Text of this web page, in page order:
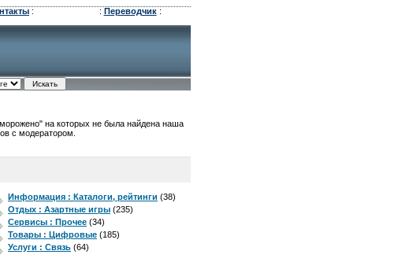
: : Переводчик:
на которых не была найдена наша
с модератором.
Информация : Каталоги, рейтинги (38)
Отдых : Азартные игры (235)
Сервисы : Прочее (34)
Товары : Цифровые (185)
Услуги : Связь (64)